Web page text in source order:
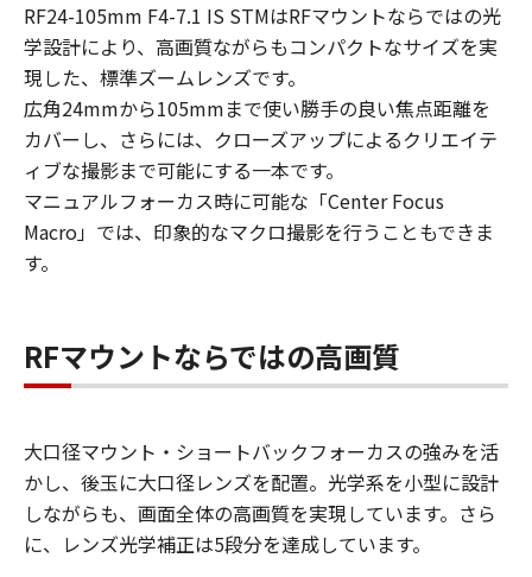
RF24-105mm F4-7.1 IS STMはRFマウントならではの光
学設計により、高画質ながらもコンパクトなサイズを実
現した、標準ズームレンズです。
広角24mmから105mmまで使い勝手の良い焦点距離を
カバーし、さらには、クローズアップによるクリエイテ
ィブな撮影まで可能にする一本です。
マニュアルフォーカス時に可能な「Center Focus
Macro」では、印象的なマクロ撮影を行うこともできま
す。
RFマウントならではの高画質
大口径マウント・ショートバックフォーカスの強みを活
かし、後玉に大口径レンズを配置。光学系を小型に設計
しながらも、画面全体の高画質を実現しています。さら
に、レンズ光学補正は5段分を達成しています。